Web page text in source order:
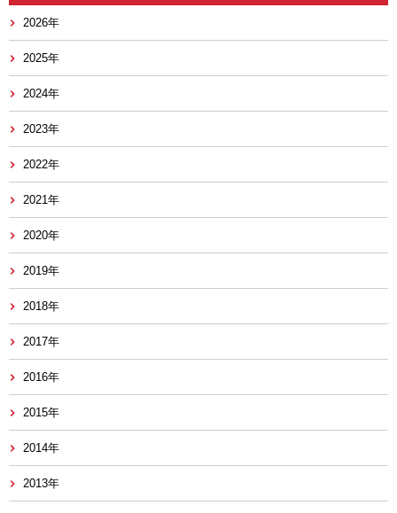
2026年
2025年
2024年
2023年
2022年
2021年
2020年
2019年
2018年
2017年
2016年
2015年
2014年
2013年